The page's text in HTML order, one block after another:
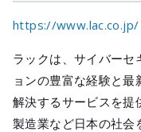
https://www.lac.co.jp/
ラックは、サイバーセ
ョンの豊富な経験と
解決するサービスを提
製造業など日本の社会